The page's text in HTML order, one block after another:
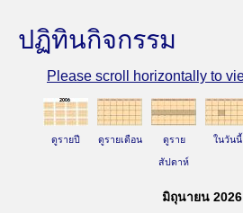
ปฏิทินกิจกรรม
ดูรายปี ดูรายเดือน ดูราย
สัปดาห์
ในวันนี้
มิถุนายน 2026